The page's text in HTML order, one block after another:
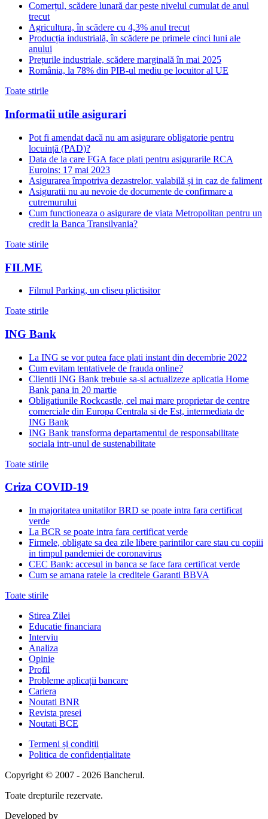
Comerțul, scădere lunară dar peste nivelul cumulat de anul
trecut
Agricultura, în scădere cu 4,3% anul trecut
Producția industrială, în scădere pe primele cinci luni ale
anului
Prețurile industriale, scădere marginală în mai 2025
România, la 78% din PIB-ul mediu pe locuitor al UE
Toate stirile
Informatii utile asigurari
Pot fi amendat dacă nu am asigurare obligatorie pentru
locuință (PAD)?
Data de la care FGA face plati pentru asigurarile RCA
Euroins: 17 mai 2023
Asigurarea împotriva dezastrelor, valabilă și in caz de faliment
Asiguratii nu au nevoie de documente de confirmare a
cutremurului
Cum functioneaza o asigurare de viata Metropolitan pentru un
credit la Banca Transilvania?
Toate stirile
FILME
Filmul Parking, un cliseu plictisitor
Toate stirile
ING Bank
La ING se vor putea face plati instant din decembrie 2022
Cum evitam tentativele de frauda online?
Clientii ING Bank trebuie sa-si actualizeze aplicatia Home
Bank pana in 20 martie
Obligatiunile Rockcastle, cel mai mare proprietar de centre
comerciale din Europa Centrala si de Est, intermediata de
ING Bank
ING Bank transforma departamentul de responsabilitate
sociala intr-unul de sustenabilitate
Toate stirile
Criza COVID-19
In majoritatea unitatilor BRD se poate intra fara certificat
verde
La BCR se poate intra fara certificat verde
Firmele, obligate sa dea zile libere parintilor care stau cu copiii
in timpul pandemiei de coronavirus
CEC Bank: accesul in banca se face fara certificat verde
Cum se amana ratele la creditele Garanti BBVA
Toate stirile
Stirea Zilei
Educatie financiara
Interviu
Analiza
Opinie
Profil
Probleme aplicații bancare
Cariera
Noutati BNR
Revista presei
Noutati BCE
Termeni și condiții
Politica de confidențialitate
Copyright © 2007 - 2026 Bancherul.
Toate drepturile rezervate.
Developed by